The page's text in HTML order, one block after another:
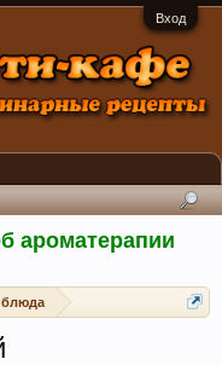
Вход
ароматерапии